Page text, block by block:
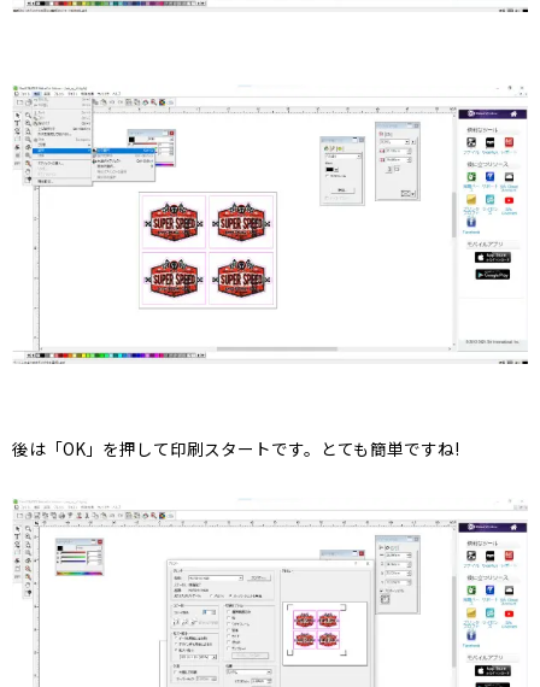
後は「OK」を押して印刷スタートです。とても簡単ですね!